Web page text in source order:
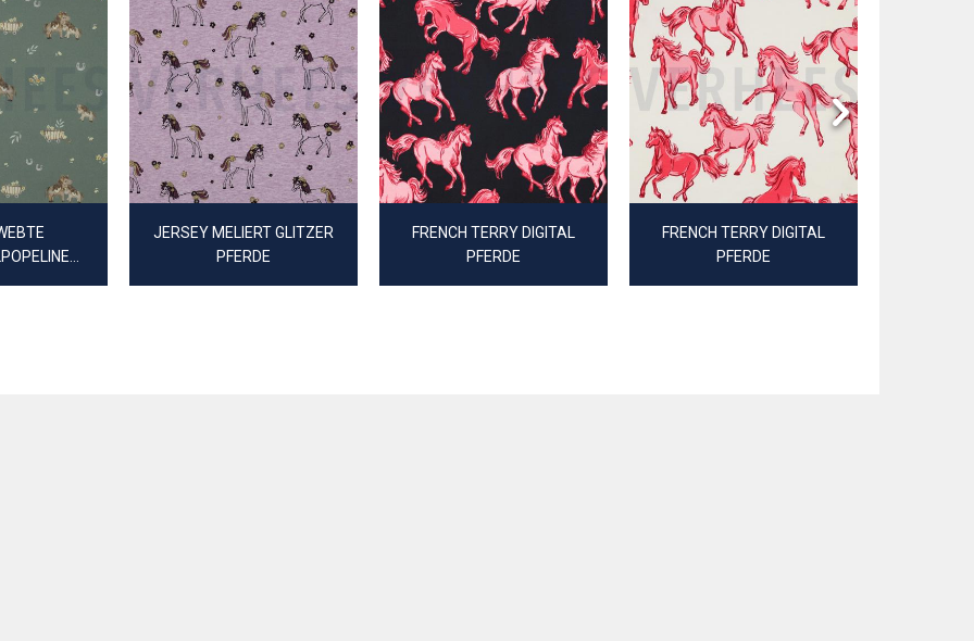
JERSEY MELIERT GLITZER
PFERDE
FRENCH TERRY DIGITAL
PFERDE
FRENCH TERRY DIGITAL
PFERDE